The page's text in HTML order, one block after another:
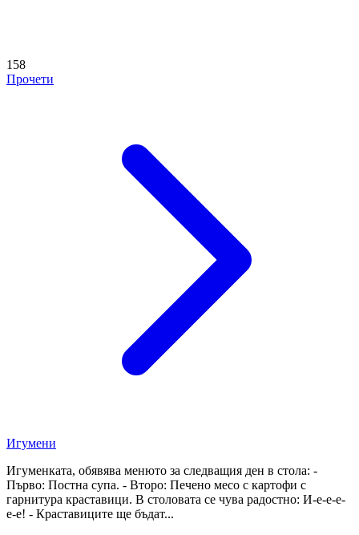
158
Прочети
Игумени
Игуменката, обявява менюто за следващия ден в стола: -
Първо: Постна супа. - Второ: Печено месо с картофи с
гарнитура краставици. В столовата се чува радостно: И-е-е-е-
е-е! - Краставиците ще бъдат...